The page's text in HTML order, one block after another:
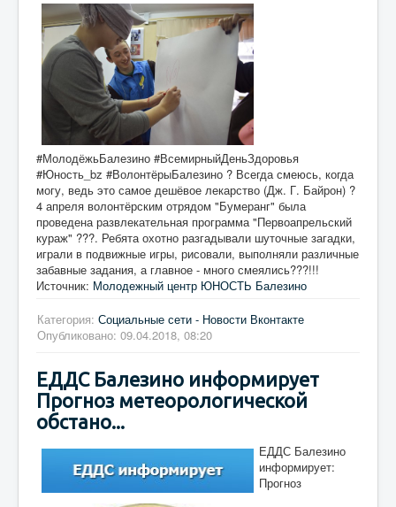
#МолодёжьБалезино #ВсемирныйДеньЗдоровья
#Юность_bz #ВолонтёрыБалезино ? Всегда смеюсь, когда
могу, ведь это самое дешёвое лекарство (Дж. Г. Байрон) ?
4 апреля волонтёрским отрядом "Бумеранг" была
проведена развлекательная программа "Первоапрельский
кураж" ???. Ребята охотно разгадывали шуточные загадки,
играли в подвижные игры, рисовали, выполняли различные
забавные задания, а главное - много смеялись???!!!
Источник: Молодежный центр ЮНОСТЬ Балезино
Категория: Социальные сети - Новости Вконтакте
Опубликовано: 09.04.2018, 08:20
ЕДДС Балезино информирует
Прогноз метеорологической
обстано...
ЕДДС Балезино
информирует:
Прогноз